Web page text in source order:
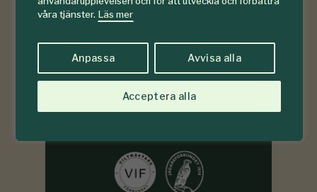
våra tjänster. Läs mer
Anpassa Avvisa alla
Acceptera alla